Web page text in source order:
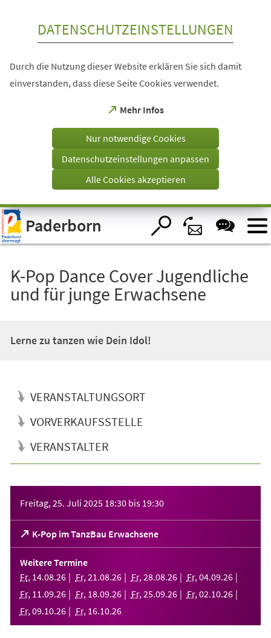
Visuelle
Assistenzsoftware
öffnen.
DATENSCHUTZEINSTELLUNGEN
Durch die Nutzung dieser Website erklären Sie sich damit
einverstanden, dass diese Seite Cookies verwendet.
Mehr Infos
(Öffnet
einem
Tab)
Nur notwendige Cookies
Datenschutzeinstellungen anpassen
Alle Cookies akzeptieren
Paderborn
K-Pop Dance Cover Jugendliche
und für junge Erwachsene
Lerne zu tanzen wie Dein Idol!
VERANSTALTUNGSORT
VORVERKAUFSSTELLE
VERANSTALTER
Freitag, 25. Juli 2025 18:30 bis 19:30
K-Pop im TanzBau Erwachsene
(Öffnet
in
einem
neuen
Tab)
Weitere Termine
Fr, 14.08.26 Fr, 21 .08.26 Fr, 28.08.26 Fr, 04.09.26
Fr, 11 .09.26 Fr, 18.09.26 Fr, 25.09.26 Fr, 02.10.26
Fr, 09.10.26 Fr, 16.10.26